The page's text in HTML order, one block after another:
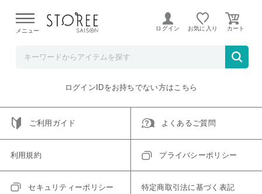
よる配送遅延が発生しております。
メニュー ログイン お気に入り
ご指定のアイテムは取り扱い終了、またはただいま取り扱い
トップへ戻る
ログインIDをお持ちでない方はこちら
ご利用ガイド よくあるご質問
利用規約 プライバシーポリシー
セキュリティーポリシー 特定商取引法に基づく表記